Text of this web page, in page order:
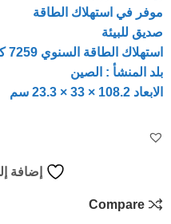
موفر في استهلاك الطاقة
صديق للبيئة
استهلاك الطاقة السنوي 7259 كيلو وات
بلد المنشأ : الصين
الابعاد 108.2 × 33 × 23.3 سم
إضافة
Compare